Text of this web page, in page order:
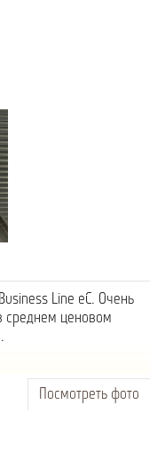
Line eC. Очень
среднем ценовом
Посмотреть фото